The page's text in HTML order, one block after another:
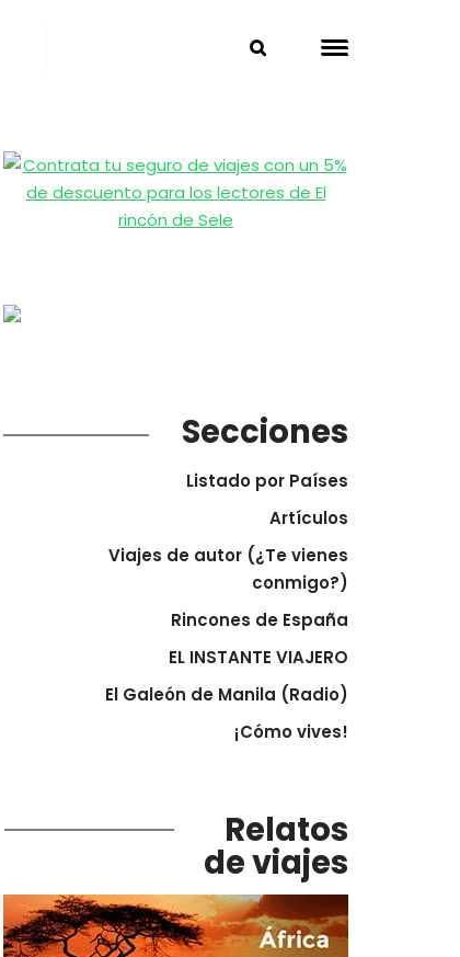
Secciones
Listado por Países
Artículos
Viajes de autor (¿Te vienes
conmigo?)
Rincones de España
EL INSTANTE VIAJERO
El Galeón de Manila (Radio)
¡Cómo vives!
Relatos
de viajes